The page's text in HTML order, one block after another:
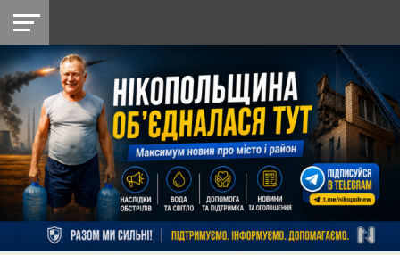
НІКОПОЛЬ
РАЙОН
СІЧЕСЛАВСЬКА
УКРАЇНА
РЕТРО
НІКОПОЛЬ
ЛАЙТ
УКРАЇНА
ДОПОМОГА
РАДІО